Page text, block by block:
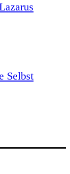
Selbst